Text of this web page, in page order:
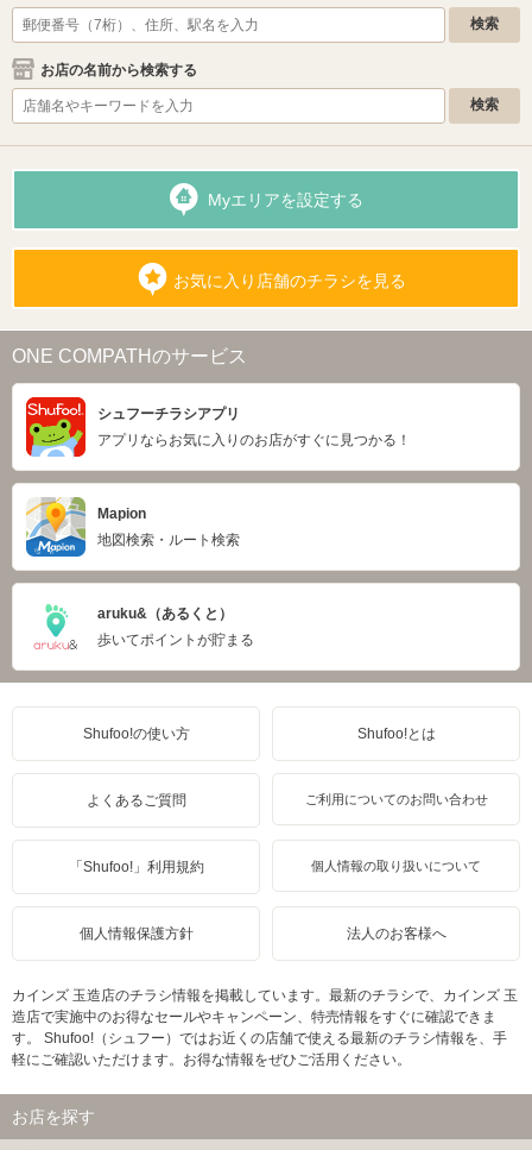
お店の名前から検索する
Myエリアを設定する
お気に入り店舗のチラシを見る
ONE COMPATHのサービス
シュフーチラシアプリ
アプリならお気に入りのお店がすぐに見つかる！
Mapion
地図検索・ルート検索
aruku&（あるくと）
歩いてポイントが貯まる
Shufoo!の使い方 Shufoo!とは
よくあるご質問 ご利用についてのお問い合わせ
「Shufoo!」利用規約 個人情報の取り扱いについて
個人情報保護方針 法人のお客様へ
カインズ 玉造店のチラシ情報を掲載しています。最新のチラシで、カインズ 玉
造店で実施中のお得なセールやキャンペーン、特売情報をすぐに確認できま
す。 Shufoo!（シュフー）ではお近くの店舗で使える最新のチラシ情報を、手
軽にご確認いただけます。お得な情報をぜひご活用ください。
お店を探す